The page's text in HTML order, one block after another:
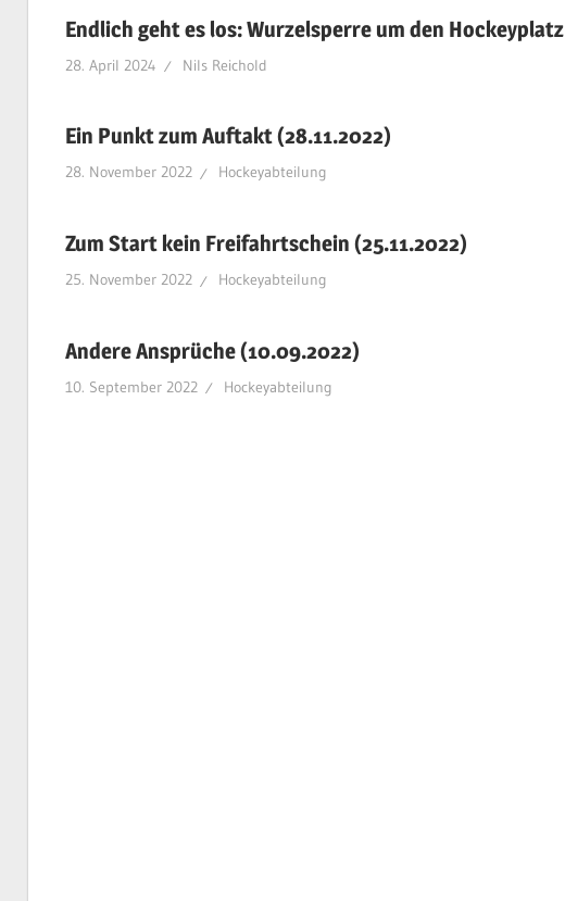
Endlich geht es los: Wurzelsperre um den Hockeyplatz
28. April 2024 Nils Reichold
Ein Punkt zum Auftakt (28.11.2022)
28. November 2022 Hockeyabteilung
Zum Start kein Freifahrtschein (25.11.2022)
25. November 2022 Hockeyabteilung
Andere Ansprüche (10.09.2022)
10. September 2022 Hockeyabteilung